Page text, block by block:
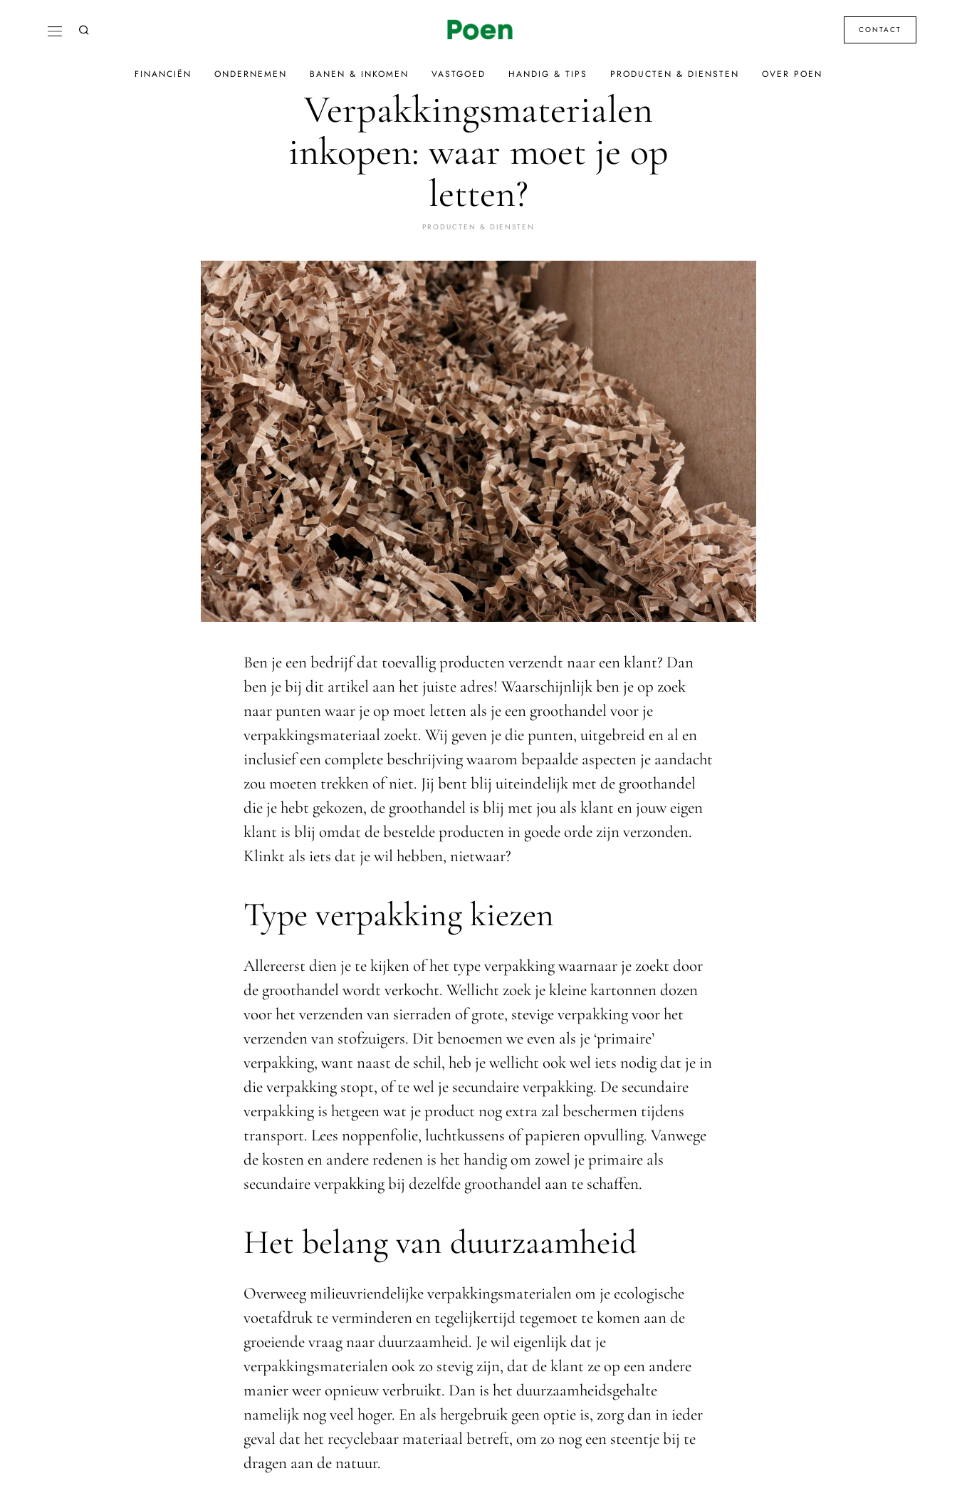
CONTACT
FINANCIËN ONDERNEMEN BANEN & INKOMEN VASTGOED HANDIG & TIPS PRODUCTEN & DIENSTEN OVER POEN
Verpakkingsmaterialen
inkopen: waar moet je op
letten?
PRODUCTEN & DIENSTEN
Ben je een bedrijf dat toevallig producten verzendt naar een klant? Dan
ben je bij dit artikel aan het juiste adres! Waarschijnlijk ben je op zoek
naar punten waar je op moet letten als je een groothandel voor je
verpakkingsmateriaal zoekt. Wij geven je die punten, uitgebreid en al en
inclusief een complete beschrijving waarom bepaalde aspecten je aandacht
zou moeten trekken of niet. Jij bent blij uiteindelijk met de groothandel
die je hebt gekozen, de groothandel is blij met jou als klant en jouw eigen
klant is blij omdat de bestelde producten in goede orde zijn verzonden.
Klinkt als iets dat je wil hebben, nietwaar?
Type verpakking kiezen
Allereerst dien je te kijken of het type verpakking waarnaar je zoekt door
de groothandel wordt verkocht. Wellicht zoek je kleine kartonnen dozen
voor het verzenden van sierraden of grote, stevige verpakking voor het
verzenden van stofzuigers. Dit benoemen we even als je ‘primaire’
verpakking, want naast de schil, heb je wellicht ook wel iets nodig dat je in
die verpakking stopt, of te wel je secundaire verpakking. De secundaire
verpakking is hetgeen wat je product nog extra zal beschermen tijdens
transport. Lees noppenfolie, luchtkussens of papieren opvulling. Vanwege
de kosten en andere redenen is het handig om zowel je primaire als
secundaire verpakking bij dezelfde groothandel aan te schaffen.
Het belang van duurzaamheid
Overweeg milieuvriendelijke verpakkingsmaterialen om je ecologische
voetafdruk te verminderen en tegelijkertijd tegemoet te komen aan de
groeiende vraag naar duurzaamheid. Je wil eigenlijk dat je
verpakkingsmaterialen ook zo stevig zijn, dat de klant ze op een andere
manier weer opnieuw verbruikt. Dan is het duurzaamheidsgehalte
namelijk nog veel hoger. En als hergebruik geen optie is, zorg dan in ieder
geval dat het recyclebaar materiaal betreft, om zo nog een steentje bij te
dragen aan de natuur.